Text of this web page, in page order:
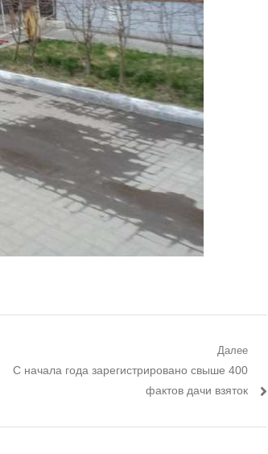
Далее
Следующий пост:
С начала года зарегистрировано свыше 400
фактов дачи взяток